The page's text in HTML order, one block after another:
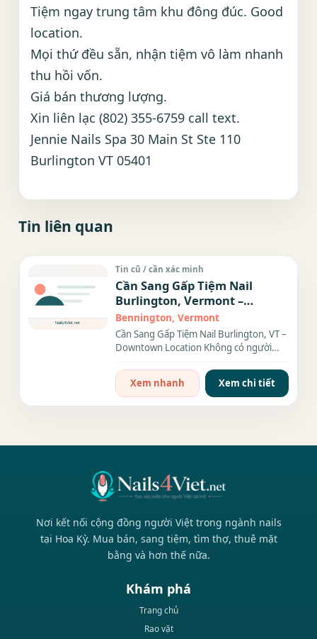
Tiệm ngay trung tâm khu đông đúc. Good
location.
Mọi thứ đều sẵn, nhận tiệm vô làm nhanh
thu hồi vốn.
Giá bán thương lượng.
Xin liên lạc (802) 355-6759 call text.
Jennie Nails Spa 30 Main St Ste 110
Burlington VT 05401
Tin liên quan
Tin cũ / cần xác minh
Cần Sang Gấp Tiệm Nail
Burlington, Vermont –
Downtown Location
Bennington, Vermont
Cần Sang Gấp Tiệm Nail Burlington, VT –
Downtown Location Không có người
Xem nhanh
Xem chi tiết
Nơi kết nối cộng đồng người Việt trong ngành nails
tại Hoa Kỳ. Mua bán, sang tiệm, tìm thợ, thuê mặt
bằng và hơn thế nữa.
Khám phá
Trang chủ
Rao vặt